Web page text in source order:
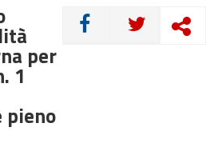
CONDIVIDI
per
1
pieno